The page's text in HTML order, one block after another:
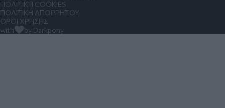
ΠΟΛΙΤΙΚΗ COOKIES
ΠΟΛΙΤΙΚΗ ΑΠΟΡΡΗΤΟΥ
ΟΡΟΙ ΧΡΗΣΗΣ
with
by Darkpony